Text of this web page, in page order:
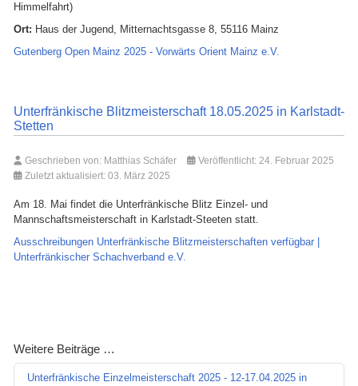
Himmelfahrt)
Ort: Haus der Jugend, Mitternachtsgasse 8, 55116 Mainz
Gutenberg Open Mainz 2025 - Vorwärts Orient Mainz e.V.
Unterfränkische Blitzmeisterschaft 18.05.2025 in Karlstadt-
Stetten
Geschrieben von: Matthias Schäfer
Veröffentlicht: 24. Februar 2025
Zuletzt aktualisiert: 03. März 2025
Am 18. Mai findet die Unterfränkische Blitz Einzel- und
Mannschaftsmeisterschaft in Karlstadt-Steeten statt.
Ausschreibungen Unterfränkische Blitzmeisterschaften verfügbar |
Unterfränkischer Schachverband e.V.
Weitere Beiträge …
Unterfränkische Einzelmeisterschaft 2025 - 12-17.04.2025 in